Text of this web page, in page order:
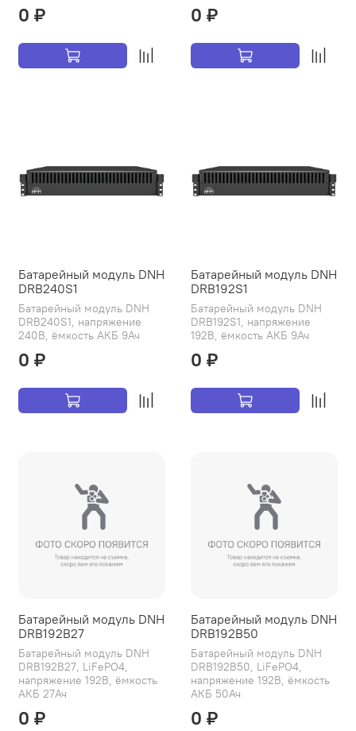
0 ₽ 0 ₽
Батарейный модуль DNH
DRB240S1
Батарейный модуль DNH
DRB240S1, напряжение
240В, ёмкость АКБ 9Ач
0 ₽
Батарейный модуль DNH
DRB192S1
Батарейный модуль DNH
DRB192S1, напряжение
192В, ёмкость АКБ 9Ач
0 ₽
Батарейный модуль DNH
DRB192B27
Батарейный модуль DNH
DRB192B27, LiFePO4,
напряжение 192В, ёмкость
АКБ 27Ач
0 ₽
Батарейный модуль DNH
DRB192B50
Батарейный модуль DNH
DRB192B50, LiFePO4,
напряжение 192В, ёмкость
АКБ 50Ач
0 ₽